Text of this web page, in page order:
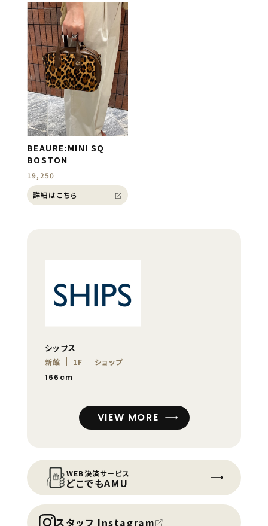
BEAURE:MINI SQ
BOSTON
19,250
詳細はこちら
シップス
新館 1F
ショップ
166cm
VIEW MORE
WEB決済サービス
どこでもAMU
スタッフ Instagram